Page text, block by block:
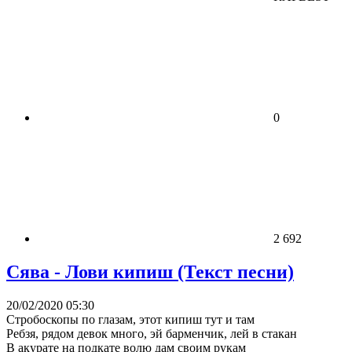
0
2 692
Сява - Лови кипиш (Текст песни)
20/02/2020 05:30
Стробоскопы по глазам, этот кипиш тут и там
Ребзя, рядом девок много, эй барменчик, лей в стакан
В акурате на подкате волю дам своим рукам